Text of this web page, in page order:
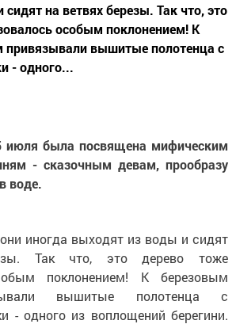
на ветвях березы. Так что, это
особым поклонением! К
привязывали вышитые полотенца с
- одного...
июля была посвящена мифическим
- сказочным девам, прообразу
воде.
иногда выходят из воды и сидят
Так что, это дерево тоже
поклонением! К березовым
вышитые полотенца с
- одного из воплощений берегини.